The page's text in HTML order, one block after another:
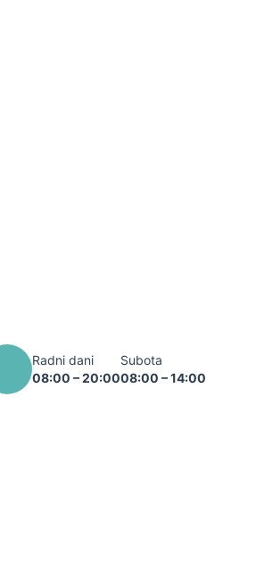
Radni dani
08:00 – 20:00
Subota
08:00 – 14:00